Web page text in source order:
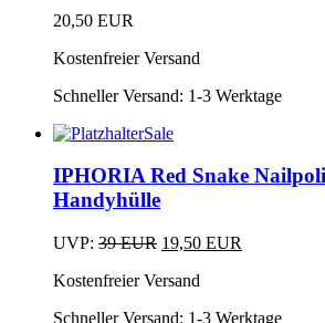
auf.
Die
Optionen
können
auf
der
Produktseite
gewählt
werden
20,50 EUR
Produkt
mehrere
auf.
Optionen
können
der
gewählt
Kostenfreier Versand
Schneller Versand: 1-3 Werktage
Sale
Produkt
weist
mehrere
auf.
Die
Optionen
können
IPHORIA Red Snake
Handyhülle
UVP: 39EUR Ursprünglicher
war:
19,50 EUR
Produkt
Kostenfreier Versand
Schneller Versand: 1-3 Werktage